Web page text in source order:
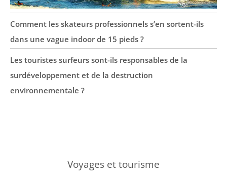
Comment les skateurs professionnels s’en sortent-ils
dans une vague indoor de 15 pieds ?
Les touristes surfeurs sont-ils responsables de la
surdéveloppement et de la destruction
environnementale ?
Voyages et tourisme